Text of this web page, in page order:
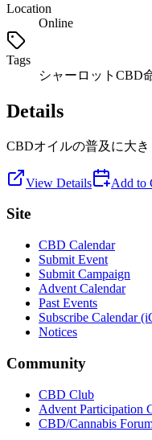
Location
Online
Tags
シャーロット CBD
Details
CBDオイルの普及に大
View Details Add to
Site
CBD Calendar
Submit Event
Submit Campaign
Advent Calendar
Past Events
Subscribe Calendar
Notices
Community
CBD Club
Advent Participation
CBD/Cannabis